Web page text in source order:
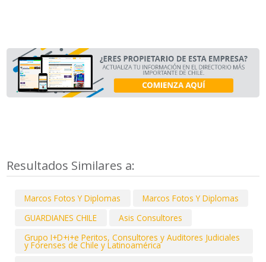
Resultados Similares a:
Marcos Fotos Y Diplomas
Marcos Fotos Y Diplomas
GUARDIANES CHILE
Asis Consultores
Grupo I+D+i+e Peritos, Consultores y Auditores Judiciales
y Forenses de Chile y Latinoamérica